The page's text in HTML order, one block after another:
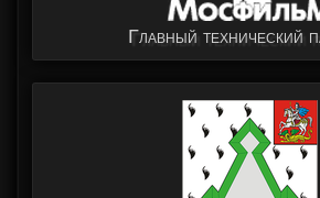
Главный технический